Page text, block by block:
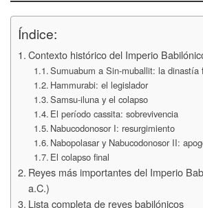
Índice:
Contexto histórico del Imperio
Sumuabum a Sin-muballit: la dinastía
Hammurabi: el legislador
Samsu-iluna y el colapso
El período cassita: sobrevivencia
Nabucodonosor I: resurgimiento
Nabopolasar y Nabucodonosor II:
El colapso final
Reyes más importantes del Imperio
a.C.)
Lista completa de reyes babilónicos